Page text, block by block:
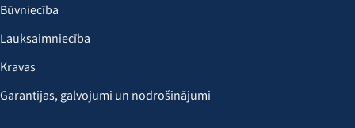
Būvniecība
Lauksaimniecība
Kravas
Garantijas, galvojumi un nodrošinājumi